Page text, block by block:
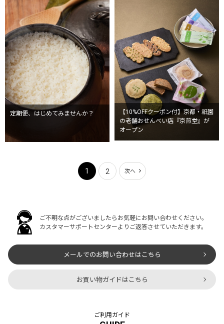
定期便、はじめてみませんか？
【10%OFFクーポン付】京都・祇園
の老舗おせんべい店『京煎堂』が
オープン
1 2 次へ
ご不明な点がございましたらお気軽にお問い合わせください。
カスタマーサポートセンターよりご返答させていただきます。
メールでのお問い合わせはこちら
お買い物ガイドはこちら
ご利用ガイド